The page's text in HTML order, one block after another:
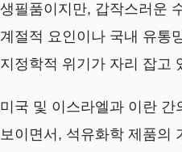
생필품이지만, 갑작스러운
계절적 요인이나 국내 유통
지정학적 위기가 자리 잡고
미국 및 이스라엘과 이란 간
보이면서, 석유화학 제품의